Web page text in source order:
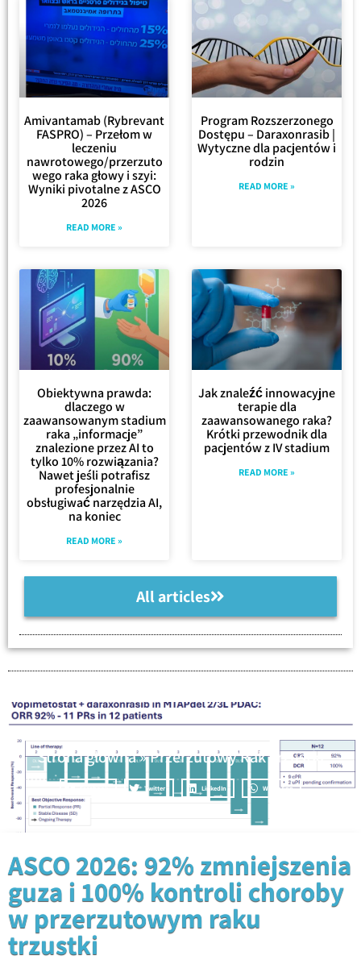
Amivantamab (Rybrevant
FASPRO) – Przełom w
leczeniu
nawrotowego/przerzuto
wego raka głowy i szyi:
Wyniki pivotalne z ASCO
2026
READ MORE »
Program Rozszerzonego
Dostępu – Daraxonrasib |
Wytyczne dla pacjentów i
rodzin
READ MORE »
Obiektywna prawda:
dlaczego w
zaawansowanym stadium
raka „informacje”
znalezione przez AI to
tylko 10% rozwiązania?
Nawet jeśli potrafisz
profesjonalnie
obsługiwać narzędzia AI,
na koniec
READ MORE »
Jak znaleźć innowacyjne
terapie dla
zaawansowanego raka?
Krótki przewodnik dla
pacjentów z IV stadium
READ MORE »
All articles
Strona główna»Przerzutowy Rak Trzustki
Twitter LinkedIn WhatsApp
ASCO 2026: 92% zmniejszenia
guza i 100% kontroli choroby
w przerzutowym raku
trzustki